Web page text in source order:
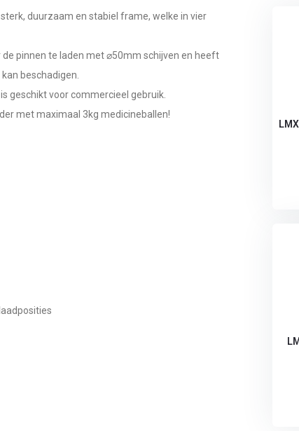
duurzaam en stabiel frame, welke in vier
pinnen te laden met ⌀50mm schijven en heeft
beschadigen.
geschikt voor commercieel gebruik.
met maximaal 3kg medicineballen!